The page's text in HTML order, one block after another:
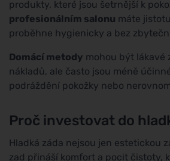
produkty, které jsou šetrnější k
profesionálním salonu máte
proběhne hygienicky a bez
Domácí metody mohou být lákavé
nákladů, ale často jsou méně
podráždění pokožky nebo
Proč investovat do
Hladká záda nejsou jen estetickou
zad přináší komfort a pocit čistoty,